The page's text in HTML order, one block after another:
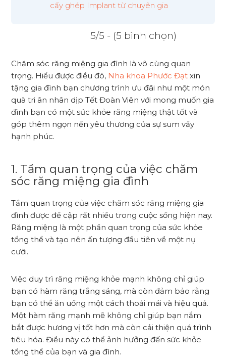
cấy ghép Implant từ chuyên gia
5/5 - (5 bình chọn)
Chăm sóc răng miệng gia đình là vô cùng quan
trọng. Hiểu được điều đó, Nha khoa Phước Đạt xin
tặng gia đình bạn chương trình ưu đãi như một món
quà tri ân nhân dịp Tết Đoàn Viên với mong muốn gia
đình bạn có một sức khỏe răng miệng thật tốt và
góp thêm ngọn nến yêu thương của sự sum vầy
hạnh phúc.
1. Tầm quan trọng của việc chăm
sóc răng miệng gia đình
Tầm quan trọng của việc chăm sóc răng miệng gia
đình được đề cập rất nhiều trong cuộc sống hiện nay.
Răng miệng là một phần quan trọng của sức khỏe
tổng thể và tạo nên ấn tượng đầu tiên về một nụ
cười.
Việc duy trì răng miệng khỏe mạnh không chỉ giúp
bạn có hàm răng trắng sáng, mà còn đảm bảo rằng
bạn có thể ăn uống một cách thoải mái và hiệu quả.
Một hàm răng mạnh mẽ không chỉ giúp bạn nắm
bắt được hương vị tốt hơn mà còn cải thiện quá trình
tiêu hóa. Điều này có thể ảnh hưởng đến sức khỏe
tổng thể của bạn và gia đình.